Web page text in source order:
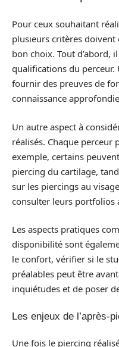
Pour ceux souhaitant
plusieurs critères
bon choix. Tout d’abord,
qualifications du
fournir des preuves de
connaissance
Un autre aspect à
réalisés. Chaque perceur
exemple, certains
piercing du cartilage,
sur les piercings au
consulter leurs portfolios
Les aspects pratiques
disponibilité sont
le confort, vérifier si le
préalables peut être
inquiétudes et de poser
Les enjeux de l’après-
Une fois le piercing